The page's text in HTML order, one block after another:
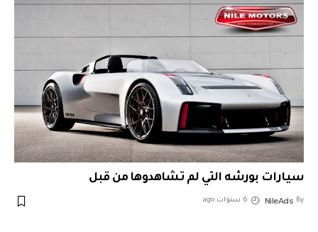
سيارات بورشه التي لم تشاهدوها من قبل
By
NileAds 6 سنوات ago